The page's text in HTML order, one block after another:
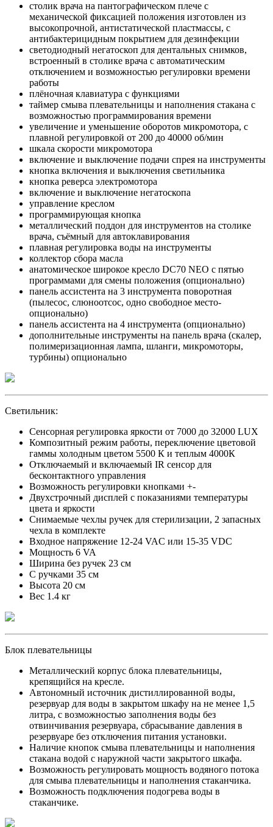
столик врача на пантографическом плече с
механической фиксацией положения изготовлен из
высокопрочной, антистатической пластмассы, с
антибактерицидным покрытием для дезинфекции
светодиодный негатоскоп для дентальных снимков,
встроенный в столике врача с автоматическим
отключением и возможностью регулировки времени
работы
плёночная клавиатура с функциями
таймер смыва плевательницы и наполнения стакана с
возможностью программирования времени
увеличение и уменьшение оборотов микромотора, с
плавной регулировкой от 200 до 40000 об/мин
шкала скорости микромотора
включение и выключение подачи спрея на инструменты
кнопка включения и выключения светильника
кнопка реверса электромотора
включение и выключение негатоскопа
управление креслом
программирующая кнопка
металлический поддон для инструментов на столике
врача, съёмный для автоклавирования
плавная регулировка воды на инструменты
коллектор сбора масла
анатомическое широкое кресло DC70 NEO с пятью
программами для смены положения (опционально)
панель ассистента на 3 инструмента поворотная
(пылесос, слюноотсос, одно свободное место-
опционально)
панель ассистента на 4 инструмента (опционально)
дополнительные инструменты на панель врача (скалер,
полимеризационная лампа, шланги, микромоторы,
турбины) опционально
Светильник:
Сенсорная регулировка яркости от 7000 до 32000 LUX
Композитный режим работы, переключение цветовой
гаммы холодным цветом 5500 К и теплым 4000К
Отключаемый и включаемый IR сенсор для
бесконтактного управления
Возможность регулировки кнопками +-
Двухстрочный дисплей с показаниями температуры
цвета и яркости
Снимаемые чехлы ручек для стерилизации, 2 запасных
чехла в комплекте
Входное напряжение 12-24 VAC или 15-35 VDC
Мощность 6 VA
Ширина без ручек 23 см
С ручками 35 см
Высота 20 см
Вес 1.4 кг
Блок плевательницы
Металлический корпус блока плевательницы,
крепящийся на кресле.
Автономный источник дистиллированной воды,
резервуар для воды в закрытом шкафу на не менее 1,5
литра, с возможностью заполнения воды без
отвинчивания резервуара, сбрасывание давления в
резервуаре без отключения питания установки.
Наличие кнопок смыва плевательницы и наполнения
стакана водой с наружной части закрытого шкафа.
Возможность регулировать мощность водяного потока
для смыва плевательницы и наполнения стаканчика.
Возможность подключения подогрева воды в
стаканчике.